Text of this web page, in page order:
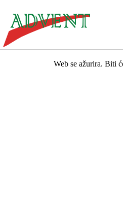
Web se ažurira. Biti